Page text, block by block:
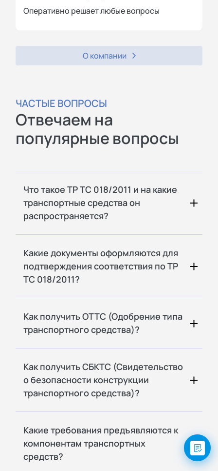
Оперативно решает любые вопросы
О компании
ЧАСТЫЕ ВОПРОСЫ
Отвечаем на
популярные вопросы
Что такое ТР ТС 018/2011 и на какие
транспортные средства он
распространяется?
Какие документы оформляются для
подтверждения соответствия по ТР
ТС 018/2011?
Как получить ОТТС (Одобрение типа
транспортного средства)?
Как получить СБКТС (Свидетельство
о безопасности конструкции
транспортного средства)?
Какие требования предъявляются к
компонентам транспортных
средств?